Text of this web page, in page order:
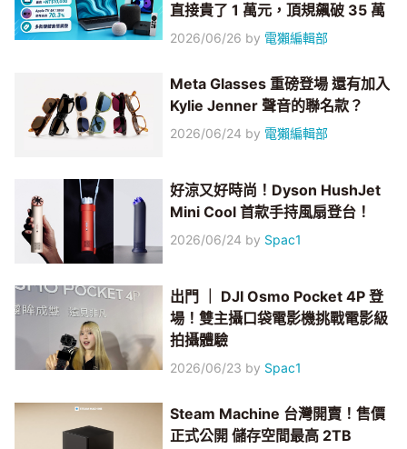
直接貴了 1 萬元，頂規飆破 35 萬
2026/06/26 by 電獺編輯部
Meta Glasses 重磅登場 還有加入
Kylie Jenner 聲音的聯名款？
2026/06/24 by 電獺編輯部
好涼又好時尚！Dyson HushJet
Mini Cool 首款手持風扇登台！
2026/06/24 by Spac1
出門 ｜ DJI Osmo Pocket 4P 登
場！雙主攝口袋電影機挑戰電影級
拍攝體驗
2026/06/23 by Spac1
Steam Machine 台灣開賣！售價
正式公開 儲存空間最高 2TB